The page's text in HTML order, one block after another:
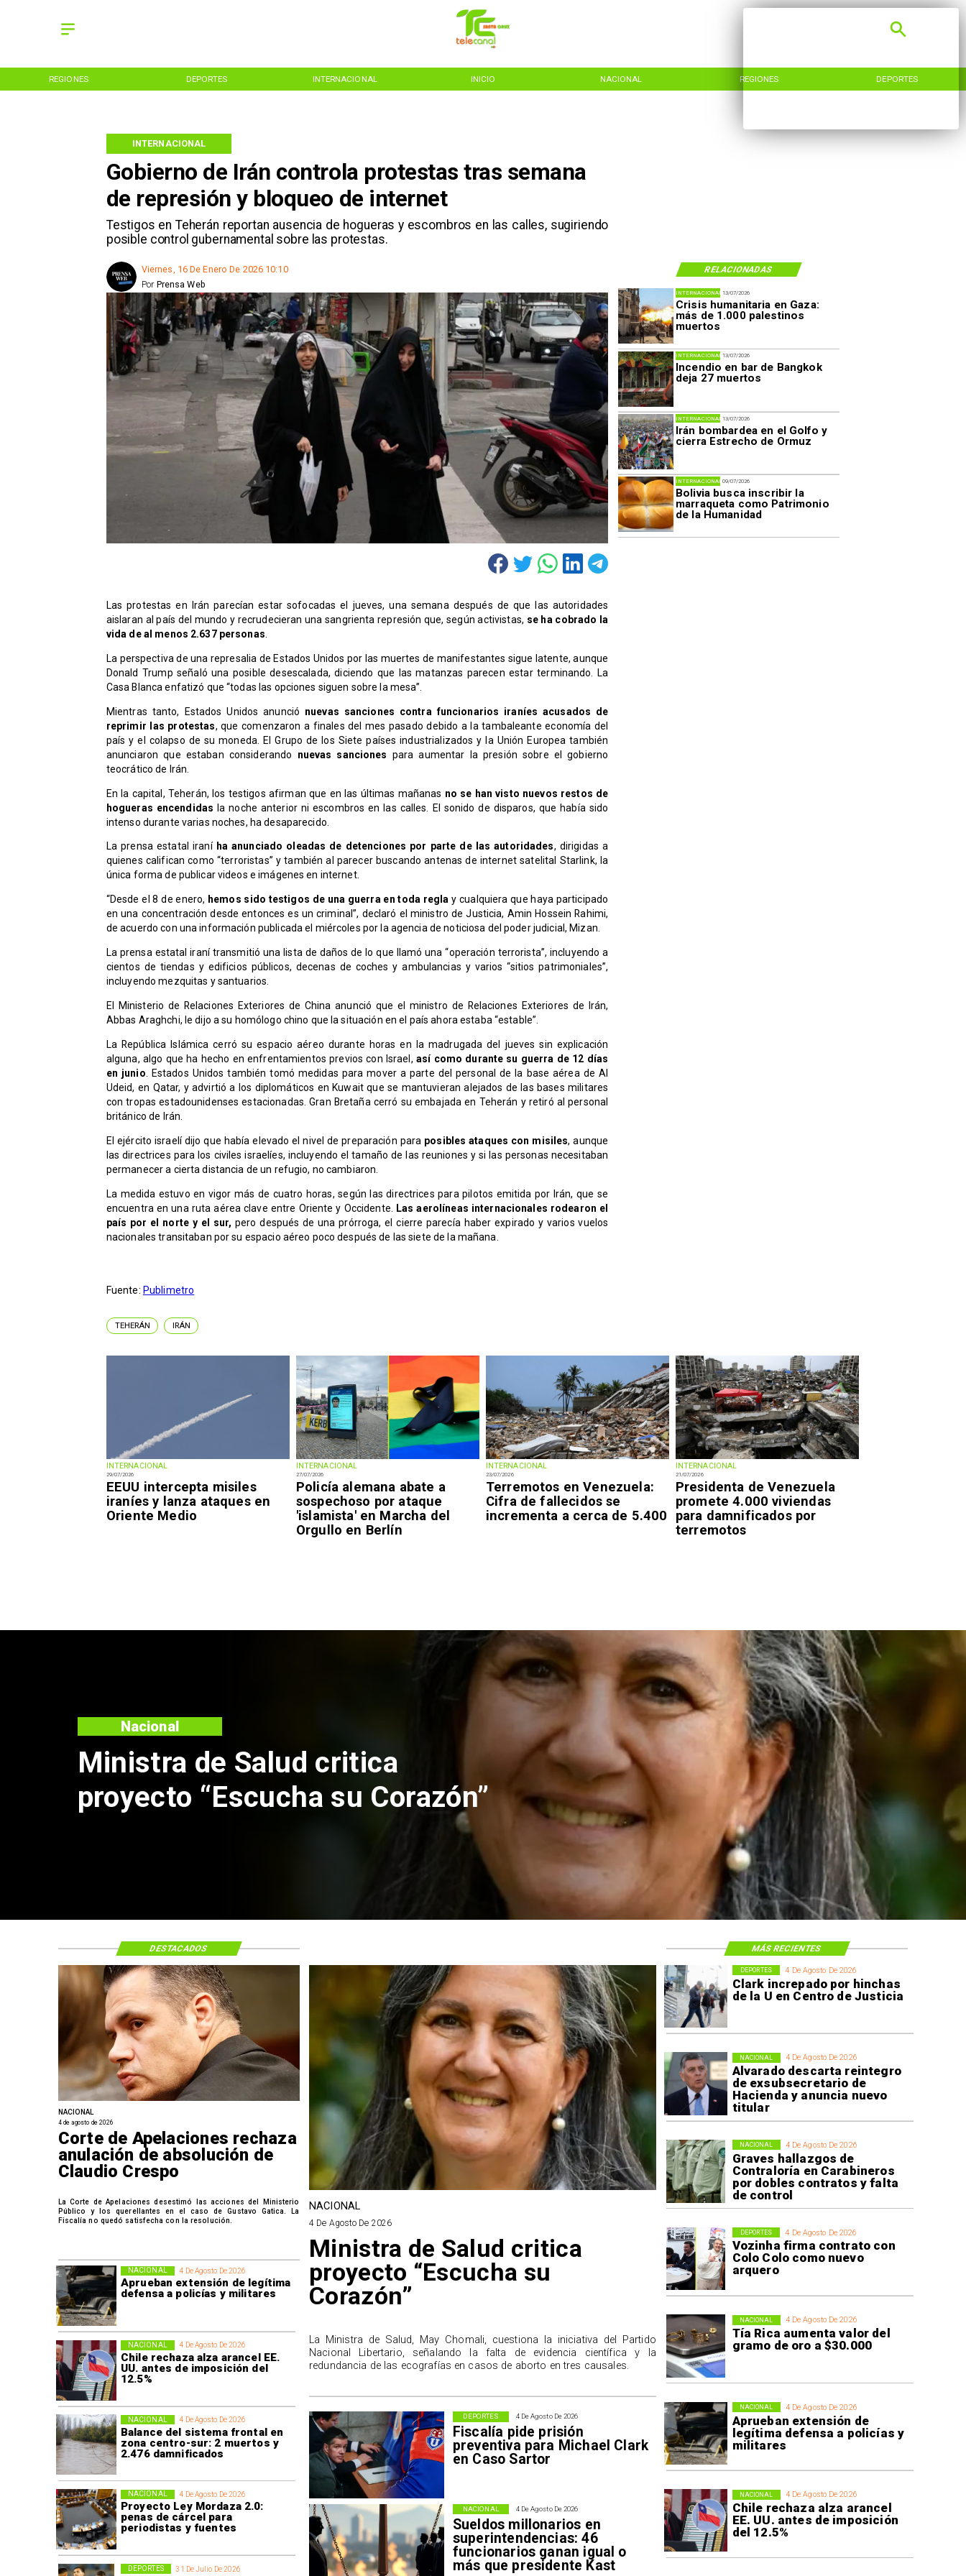
REGIONES DEPORTES INTERNACIONAL INICIO NACIONAL REGIONES DEPORTES
Gobierno de Irán controla protestas tras semana
de represión y bloqueo de internet
Testigos en Teherán reportan ausencia de hogueras y escombros en las calles, sugiriendo
posible control gubernamental sobre las protestas.
INTERNACIONAL
RELACIONADAS
Viernes, 16 De Enero De 2026 10:10
Prensa Web
Por
INTERNACIONAL
29/07/2026
EEUU intercepta misiles
iraníes y lanza ataques en
Oriente Medio
INTERNACIONAL
27/07/2026
Policía alemana abate a
sospechoso por ataque
'islamista' en Marcha del
Orgullo en Berlín
INTERNACIONAL
23/07/2026
Terremotos en Venezuela:
Cifra de fallecidos se
incrementa a cerca de 5.400
INTERNACIONAL
21/07/2026
Presidenta de Venezuela
promete 4.000 viviendas
para damnificados por
terremotos
13/07/2026
Crisis humanitaria en Gaza:
más de 1.000 palestinos
muertos
INTERNACIONAL
13/07/2026
Incendio en bar de Bangkok
deja 27 muertos
INTERNACIONAL
13/07/2026
Irán bombardea en el Golfo y
cierra Estrecho de Ormuz
INTERNACIONAL
09/07/2026
Bolivia busca inscribir la
marraqueta como Patrimonio
de la Humanidad
INTERNACIONAL
Las protestas en Irán parecían estar sofocadas el jueves, una semana después de que las autoridades
aislaran al país del mundo y recrudecieran una sangrienta represión que, según activistas, se ha cobrado la
vida de al menos 2.637 personas
La perspectiva de una represalia de Estados Unidos por las muertes de manifestantes sigue latente, aunque
Donald Trump señaló una posible desescalada, diciendo que las matanzas parecen estar terminando. La
Casa Blanca enfatizó que “todas las opciones siguen sobre la mesa”.
Mientras tanto, Estados Unidos anunció nuevas sanciones contra funcionarios iraníes acusados de
reprimir las protestas, que comenzaron a finales del mes pasado debido a la tambaleante economía del
país y el colapso de su moneda. El Grupo de los Siete países industrializados y la Unión Europea también
anunciaron que estaban considerando nuevas sanciones para aumentar la presión sobre el gobierno
teocrático de Irán.
En la capital, Teherán, los testigos afirman que en las últimas mañanas no se han visto nuevos restos de
hogueras encendidas la noche anterior ni escombros en las calles. El sonido de disparos, que había sido
intenso durante varias noches, ha desaparecido.
La prensa estatal iraní ha anunciado oleadas de detenciones por parte de las autoridades, dirigidas a
quienes califican como “terroristas” y también al parecer buscando antenas de internet satelital Starlink, la
única forma de publicar videos e imágenes en internet.
“Desde el 8 de enero, hemos sido testigos de una guerra en toda regla y cualquiera que haya participado
en una concentración desde entonces es un criminal”, declaró el ministro de Justicia, Amin Hossein Rahimi,
de acuerdo con una información publicada el miércoles por la agencia de noticiosa del poder judicial, Mizan.
La prensa estatal iraní transmitió una lista de daños de lo que llamó una “operación terrorista”, incluyendo a
cientos de tiendas y edificios públicos, decenas de coches y ambulancias y varios “sitios patrimoniales”,
incluyendo mezquitas y santuarios.
El Ministerio de Relaciones Exteriores de China anunció que el ministro de Relaciones Exteriores de Irán,
Abbas Araghchi, le dijo a su homólogo chino que la situación en el país ahora estaba “estable”.
La República Islámica cerró su espacio aéreo durante horas en la madrugada del jueves sin explicación
alguna, algo que ha hecho en enfrentamientos previos con Israel, así como durante su guerra de 12 días
en junio. Estados Unidos también tomó medidas para mover a parte del personal de la base aérea de Al
Udeid, en Qatar, y advirtió a los diplomáticos en Kuwait que se mantuvieran alejados de las bases militares
con tropas estadounidenses estacionadas. Gran Bretaña cerró su embajada en Teherán y retiró al personal
británico de Irán.
El ejército israelí dijo que había elevado el nivel de preparación para posibles ataques con misiles, aunque
las directrices para los civiles israelíes, incluyendo el tamaño de las reuniones y si las personas necesitaban
permanecer a cierta distancia de un refugio, no cambiaron.
La medida estuvo en vigor más de cuatro horas, según las directrices para pilotos emitida por Irán, que se
encuentra en una ruta aérea clave entre Oriente y Occidente. Las aerolíneas internacionales rodearon el
país por el norte y el sur, pero después de una prórroga, el cierre parecía haber expirado y varios vuelos
nacionales transitaban por su espacio aéreo poco después de las siete de la mañana.
Fuente: Publimetro
TEHERÁN IRÁN
Corte de Apelaciones rechaza
anulación de absolución de
Nacional
4 De Agosto De 2026
Clark increpado por hinchas
de la U en Centro de Justicia
DEPORTES
4 De Agosto De 2026
Alvarado descarta reintegro
de exsubsecretario de
Hacienda y anuncia nuevo
titular
NACIONAL
4 De Agosto De 2026
Graves hallazgos de
Contraloría en Carabineros
por dobles contratos y falta
de control
NACIONAL
4 De Agosto De 2026
Vozinha firma contrato con
Colo Colo como nuevo
arquero
DEPORTES
4 De Agosto De 2026
Tía Rica aumenta valor del
gramo de oro a $30.000
NACIONAL
4 De Agosto De 2026
Aprueban extensión de
legítima defensa a policías y
militares
NACIONAL
4 De Agosto De 2026
Chile rechaza alza arancel
EE. UU. antes de imposición
del 12.5%
NACIONAL
4 De Agosto De 2026
Aprueban extensión de legítima
defensa a policías y militares
NACIONAL
4 De Agosto De 2026
Chile rechaza alza arancel EE.
UU. antes de imposición del
12.5%
NACIONAL
4 De Agosto De 2026
Balance del sistema frontal en
zona centro-sur: 2 muertos y
2.476 damnificados
NACIONAL
4 De Agosto De 2026
Proyecto Ley Mordaza 2.0:
penas de cárcel para
periodistas y fuentes
NACIONAL
31 De Julio De 2026
DEPORTES
4 De Agosto De 2026
Fiscalía pide prisión
preventiva para Michael Clark
en Caso Sartor
DEPORTES
4 De Agosto De 2026
Sueldos millonarios en
superintendencias: 46
funcionarios ganan igual o
más que presidente Kast
NACIONAL
NACIONAL
4 de agosto de 2026
Corte de Apelaciones rechaza
anulación de absolución de
Claudio Crespo
La Corte de Apelaciones desestimó las acciones del Ministerio
Público y los querellantes en el caso de Gustavo Gatica. La
Fiscalía no quedó satisfecha con la resolución.
NACIONAL
4 De Agosto De 2026
Ministra de Salud critica
proyecto “Escucha su
Corazón”
La Ministra de Salud, May Chomali, cuestiona la iniciativa del Partido
Nacional Libertario, señalando la falta de evidencia científica y la
redundancia de las ecografías en casos de aborto en tres causales.
DESTACADOS MÁS RECIENTES